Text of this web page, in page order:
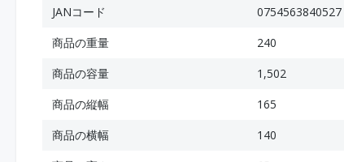
JANコード
0754563840527
商品の重量
240
商品の容量
1,502
商品の縦幅
165
商品の横幅
140